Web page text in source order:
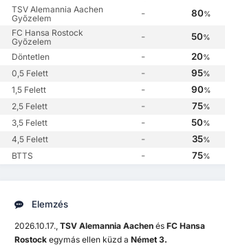
TSV Alemannia Aachen
Győzelem
- 80%
FC Hansa Rostock
Győzelem
- 50%
Döntetlen - 20%
0,5 Felett - 95%
1,5 Felett - 90%
2,5 Felett - 75%
3,5 Felett - 50%
4,5 Felett - 35%
BTTS - 75%
Elemzés
2026.10.17., TSV Alemannia Aachenés FC Hansa
Rostockegymás ellen küzd a Német 3.